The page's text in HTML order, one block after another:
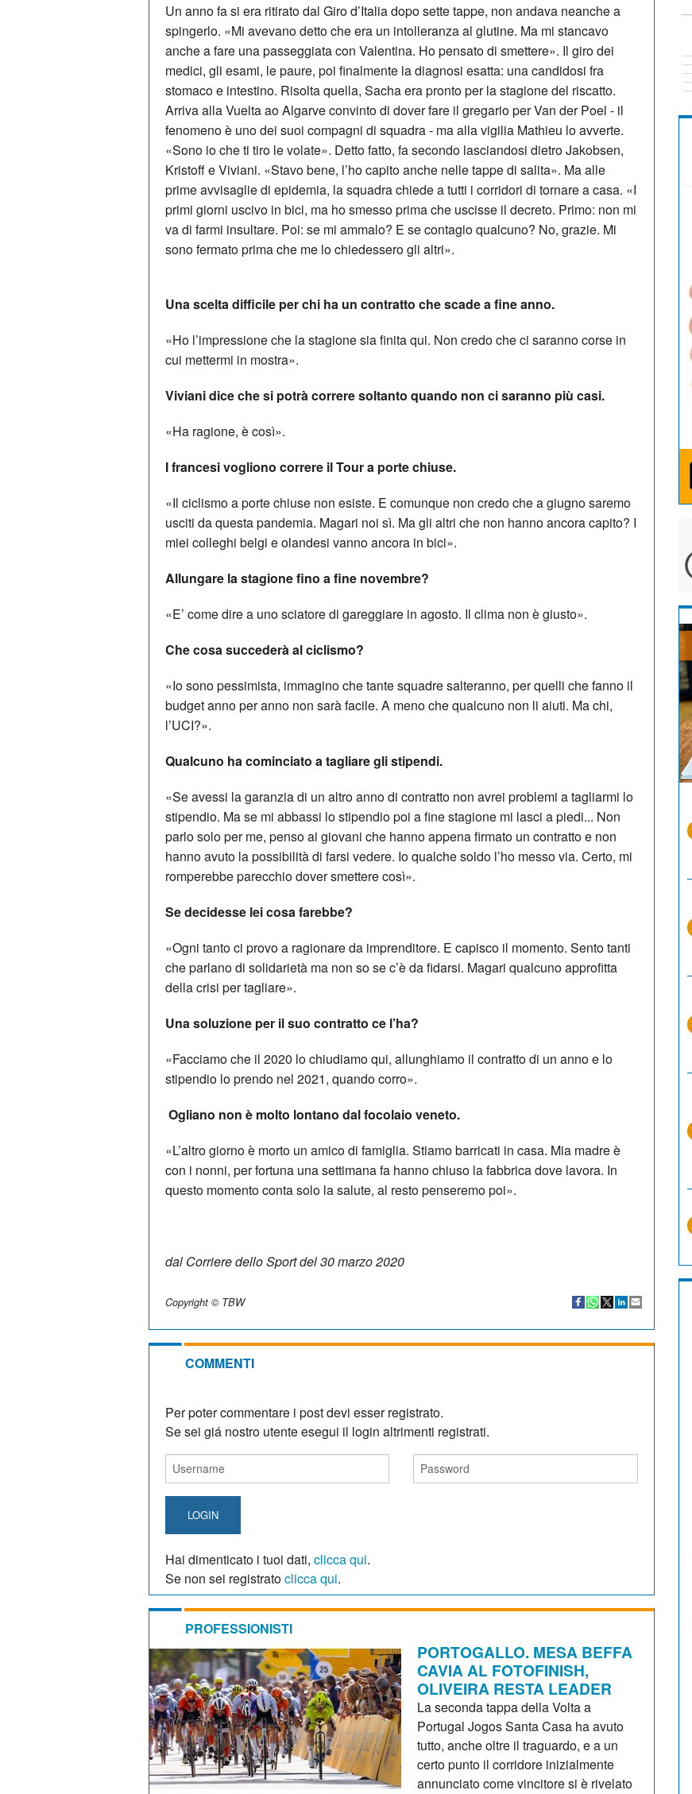
Un anno fa si era ritirato dal Giro d’Italia dopo sette tappe, non andava neanche a
spingerlo. «Mi avevano detto che era un intolleranza al glutine. Ma mi stancavo
anche a fare una passeggiata con Valentina. Ho pensato di smettere». Il giro dei
medici, gli esami, le paure, poi finalmente la diagnosi esatta: una candidosi fra
stomaco e intestino. Risolta quella, Sacha era pronto per la stagione del riscatto.
Arriva alla Vuelta ao Algarve convinto di dover fare il gregario per Van der Poel - il
fenomeno è uno dei suoi compagni di squadra - ma alla vigilia Mathieu lo avverte.
«Sono io che ti tiro le volate». Detto fatto, fa secondo lasciandosi dietro Jakobsen,
Kristoff e Viviani. «Stavo bene, l’ho capito anche nelle tappe di salita». Ma alle
prime avvisaglie di epidemia, la squadra chiede a tutti i corridori di tornare a casa. «I
primi giorni uscivo in bici, ma ho smesso prima che uscisse il decreto. Primo: non mi
va di farmi insultare. Poi: se mi ammalo? E se contagio qualcuno? No, grazie. Mi
sono fermato prima che me lo chiedessero gli altri».
Una scelta difficile per chi ha un contratto che scade a fine anno.
«Ho l’impressione che la stagione sia finita qui. Non credo che ci saranno corse in
cui mettermi in mostra».
Viviani dice che si potrà correre soltanto quando non ci saranno più casi.
«Ha ragione, è così».
I francesi vogliono correre il Tour a porte chiuse.
«Il ciclismo a porte chiuse non esiste. E comunque non credo che a giugno saremo
usciti da questa pandemia. Magari noi sì. Ma gli altri che non hanno ancora capito? I
miei colleghi belgi e olandesi vanno ancora in bici».
Allungare la stagione fino a fine novembre?
«E’ come dire a uno sciatore di gareggiare in agosto. Il clima non è giusto».
Che cosa succederà al ciclismo?
«Io sono pessimista, immagino che tante squadre salteranno, per quelli che fanno il
budget anno per anno non sarà facile. A meno che qualcuno non li aiuti. Ma chi,
l’UCI?».
Qualcuno ha cominciato a tagliare gli stipendi.
«Se avessi la garanzia di un altro anno di contratto non avrei problemi a tagliarmi lo
stipendio. Ma se mi abbassi lo stipendio poi a fine stagione mi lasci a piedi... Non
parlo solo per me, penso ai giovani che hanno appena firmato un contratto e non
hanno avuto la possibilità di farsi vedere. Io qualche soldo l’ho messo via. Certo, mi
romperebbe parecchio dover smettere così».
Se decidesse lei cosa farebbe?
«Ogni tanto ci provo a ragionare da imprenditore. E capisco il momento. Sento tanti
che parlano di solidarietà ma non so se c’è da fidarsi. Magari qualcuno approfitta
della crisi per tagliare».
Una soluzione per il suo contratto ce l’ha?
«Facciamo che il 2020 lo chiudiamo qui, allunghiamo il contratto di un anno e lo
stipendio lo prendo nel 2021, quando corro».
Ogliano non è molto lontano dal focolaio veneto.
«L’altro giorno è morto un amico di famiglia. Stiamo barricati in casa. Mia madre è
con i nonni, per fortuna una settimana fa hanno chiuso la fabbrica dove lavora. In
questo momento conta solo la salute, al resto penseremo poi».
dal Corriere dello Sport del 30 marzo 2020
Copyright © TBW
COMMENTI
Per poter commentare i post devi esser registrato.
Se sei giá nostro utente esegui il login altrimenti registrati.
LOGIN
Hai dimenticato i tuoi dati, clicca qui.
Se non sei registratoclicca qui.
PROFESSIONISTI
PORTOGALLO. MESA BEFFA
CAVIA AL FOTOFINISH,
OLIVEIRA RESTA LEADER
La seconda tappa della Volta a
Portugal Jogos Santa Casa ha avuto
tutto, anche oltre il traguardo, e a un
certo punto il corridore inizialmente
annunciato come vincitore si è rivelato